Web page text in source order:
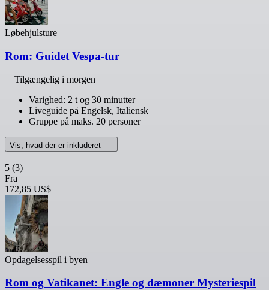
Løbehjulsture
Rom: Guidet Vespa-tur
Tilgængelig i morgen
Varighed: 2 t og 30 minutter
Liveguide på Engelsk, Italiensk
Gruppe på maks. 20 personer
Vis, hvad der er inkluderet
5 (3)
Fra
172,85 US$
Opdagelsesspil i byen
Rom og Vatikanet: Engle og dæmoner Mysteriespil